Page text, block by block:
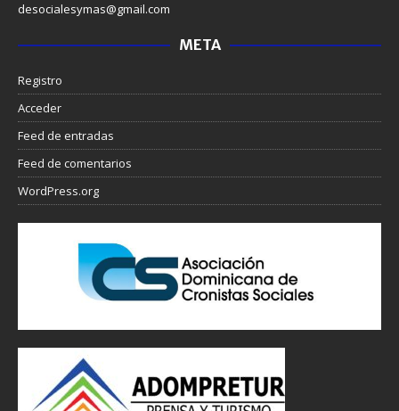
desocialesymas@gmail.com
META
Registro
Acceder
Feed de entradas
Feed de comentarios
WordPress.org